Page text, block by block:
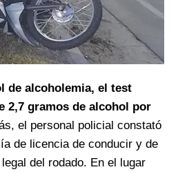
de alcoholemia, el test
2,7 gramos de alcohol por
el personal policial constató
de licencia de conducir y de
del rodado. En el lugar